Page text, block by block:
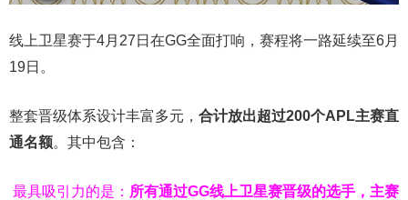
线上卫星赛于4月27日在GG全面打响，赛程将一路延续至6月
19日。
整套晋级体系设计丰富多元， 合计放出超过200个APL主赛直
通名额。其中包含：
最具吸引力的是： 所有通过GG线上卫星赛晋级的选手，主赛